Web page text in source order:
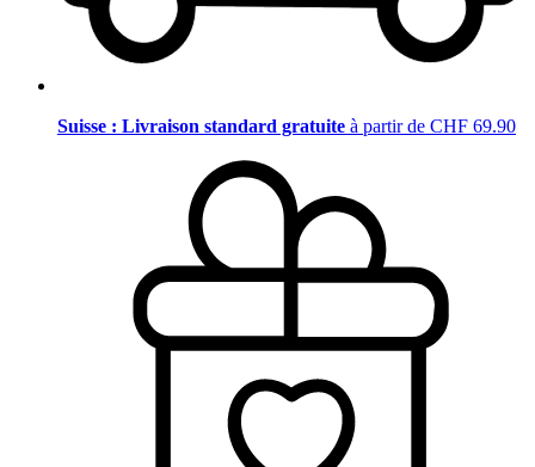
Suisse : Livraison standard gratuite à partir de CHF 69.90